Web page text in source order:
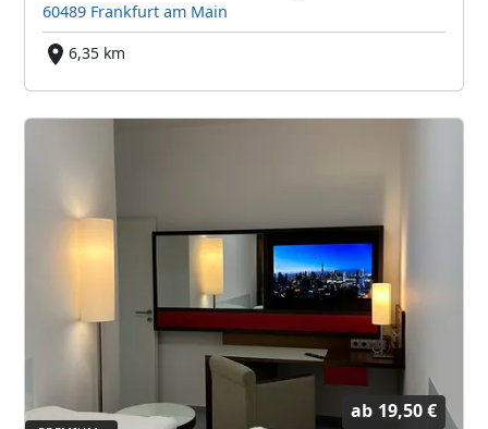
60489 Frankfurt am Main
6,35 km
ab 19,50 €